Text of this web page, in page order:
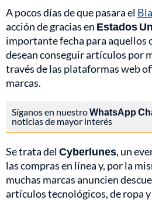
A pocos días de que pasara el
acción de gracias en Estados
importante fecha para aquellos
desean conseguir artículos por
través de las plataformas web
marcas.
Síganos en nuestroWhatsApp
noticias de mayor interés
Se trata delCyberlunes, un
las compras en línea y, por la
muchas marcas anuncien
artículos tecnológicos, de ropa